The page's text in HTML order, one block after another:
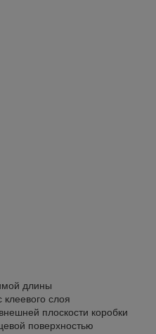
длины
слоя
плоскости коробки
поверхностью